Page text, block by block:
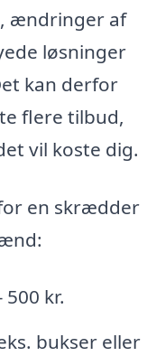
ændringer af
løsninger
kan derfor
flere tilbud,
vil koste dig.
en skrædder
kr.
bukser eller